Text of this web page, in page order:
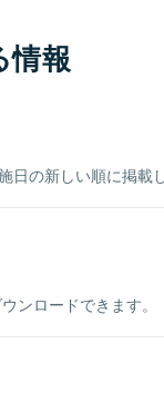
情報
の新しい順に掲載
ンロードできます。